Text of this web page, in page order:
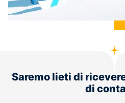
Saremo lieti di
di